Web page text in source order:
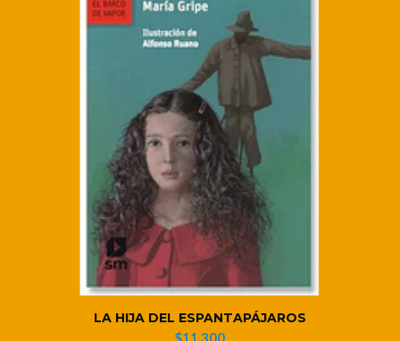
LA HIJA DEL ESPANTAPÁJAROS
$11.300